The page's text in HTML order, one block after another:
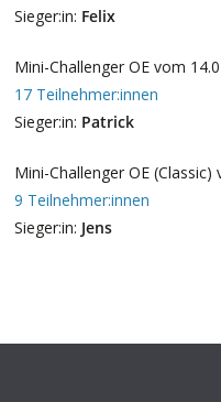
Sieger:in: Felix
Mini-Challenger OE vom
17 Teilnehmer:innen
Sieger:in: Patrick
Mini-Challenger OE (Classic)
9 Teilnehmer:innen
Sieger:in: Jens